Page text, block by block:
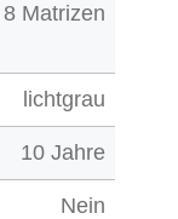
Matrizen
lichtgrau
10 Jahre
Nein